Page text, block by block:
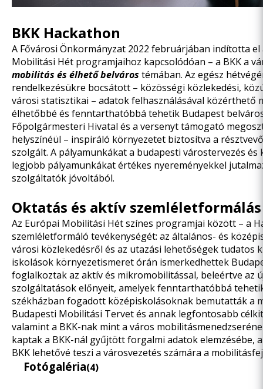
BKK Hackathon
A Fővárosi Önkormányzat 2022 februárjában indította
Mobilitási Hét programjaihoz kapcsolódóan – a BKK a
mobilitás és élhető belváros témában. Az egész
rendelkezésükre bocsátott – közösségi közlekedési,
városi statisztikai – adatok felhasználásával közérthető
élhetőbbé és fenntarthatóbbá tehetik Budapest
Főpolgármesteri Hivatal és a versenyt támogató
helyszínéül – inspiráló környezetet biztosítva a
szolgált. A pályamunkákat a budapesti várostervezés
legjobb pályamunkákat értékes nyereményekkel
szolgáltatók jóvoltából.
Oktatás és aktív szemléletformálás
Az Európai Mobilitási Hét színes programjai között – a
szemléletformáló tevékenységét: az általános- és
városi közlekedésről és az utazási lehetőségek
iskolások környezetismeret órán ismerkedhettek
foglalkoztak az aktív és mikromobilitással, beleértve
szolgáltatások előnyeit, amelyek fenntarthatóbbá
székházban fogadott középiskolásoknak bemutatták
Budapesti Mobilitási Tervetés annak legfontosabb
valamint a BKK-nak mint a város
kaptak a BKK-nál gyűjtött forgalmi adatok elemzésébe,
BKK lehetővé teszi a városvezetés számára a
Fotógaléria(4)